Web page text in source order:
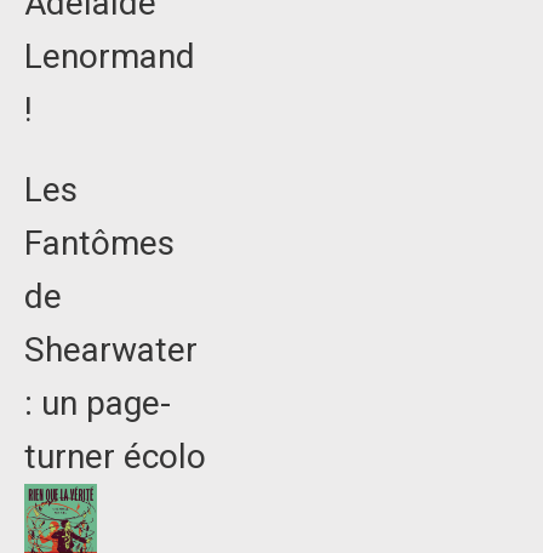
Lenormand
!
Les
Fantômes
de
Shearwater
: un page-
turner écolo